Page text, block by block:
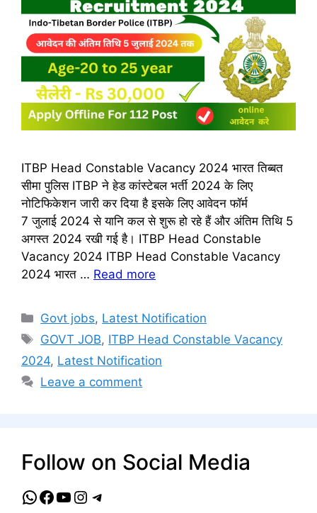
ITBP Head Constable Vacancy 2024 भारत तिब्बत
सीमा पुलिस ITBP ने हेड कांस्टेबल भर्ती 2024 के लिए
नोटिफिकेशन जारी कर दिया है इसके लिए आवेदन फॉर्म
7 जुलाई 2024 से यानि कल से शुरू हो रहे हैं और अंतिम तिथि 5
अगस्त 2024 रखी गई है। ITBP Head Constable
Vacancy 2024 ITBP Head Constable Vacancy
2024 भारत … Read more
Categories
Govt jobs, Latest Notification
Tags
GOVT JOB, ITBP Head Constable Vacancy
2024, Latest Notification
Leave a comment
Follow on Social Media
WhatsApp
Facebook
YouTube
Instagram
Telegram